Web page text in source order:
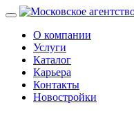
О компании
Услуги
Каталог
Карьера
Контакты
Новостройки